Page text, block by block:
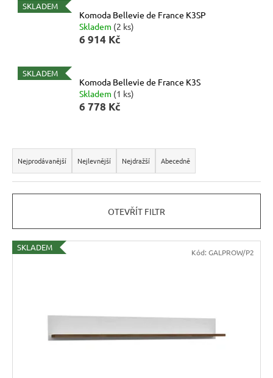
SKLADEM
Komoda Bellevie de France K3SP
Skladem (2 ks)
6 914 Kč
SKLADEM
Komoda Bellevie de France K3S
Skladem (1 ks)
6 778 Kč
Ř
a
z
e
í
p
Nejprodávanější Nejlevnější Nejdražší Abecedně
OTEVŘÍT FILTR
V
SKLADEM Kód: GALPROW/P2
e
RUSTIKÁLNÍ
LAVICE
SWEET
HOME
S
048
Kč